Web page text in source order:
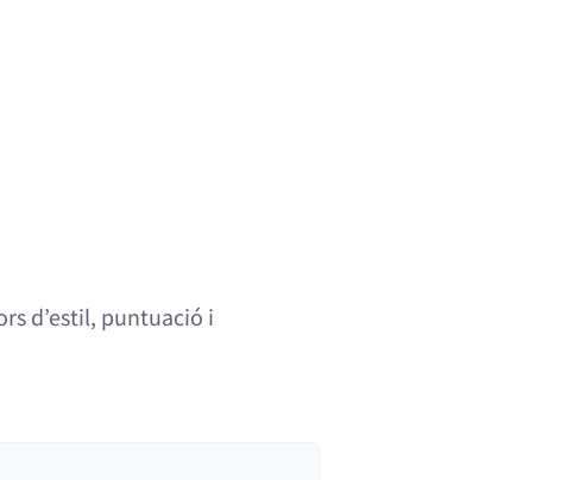
d’estil, puntuació i